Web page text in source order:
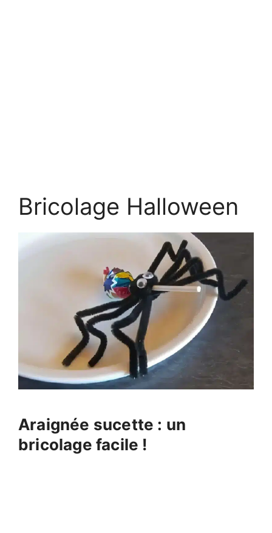
Bricolage Halloween
Araignée sucette : un
bricolage facile !